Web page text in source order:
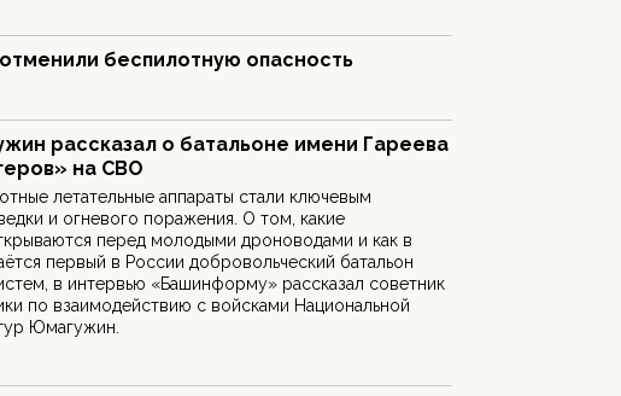
беспилотную опасность
рассказал о батальоне имени Гареева
на СВО
летательные аппараты стали ключевым
и огневого поражения. О том, какие
перед молодыми дроноводами и как в
первый в России добровольческий батальон
в интервью «Башинформу» рассказал советник
по взаимодействию с войсками Национальной
Юмагужин.